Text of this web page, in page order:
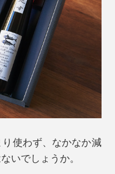
使わず、なかなか減
いでしょうか。